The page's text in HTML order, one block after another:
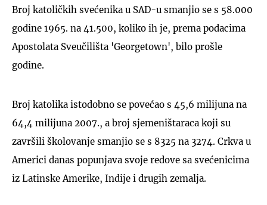
Broj katoličkih svećenika u SAD-u smanjio se s 58.000
godine 1965. na 41.500, koliko ih je, prema podacima
Apostolata Sveučilišta 'Georgetown', bilo prošle
godine.
Broj katolika istodobno se povećao s 45,6 milijuna na
64,4 milijuna 2007., a broj sjemeništaraca koji su
završili školovanje smanjio se s 8325 na 3274. Crkva u
Americi danas popunjava svoje redove sa svećenicima
iz Latinske Amerike, Indije i drugih zemalja.